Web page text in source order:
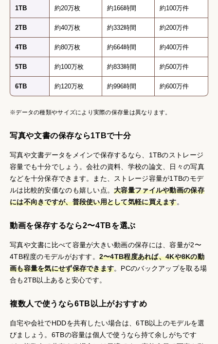
1TB 約20万枚 約166時間 約100万件
2TB 約40万枚 約332時間 約200万件
4TB 約80万枚 約664時間 約400万件
5TB 約100万枚 約833時間 約500万件
6TB 約120万枚 約996時間 約600万件
※データの種類やサイズにより実際の保存量は異なります。
写真や文書の保存なら1TBで十分
写真や文書データをメインで保存するなら、1TBのストレージ
容量でも十分でしょう。会社の資料、学校の論文、日々の写真
などを十分保存できます。また、ストレージ容量が1TBのモデ
ルは比較的安価なのも嬉しい点。大容量ファイルや動画の保存
には不向きですが、普段使い用として気軽に買えます。
動画を保存するなら2〜4TBを選ぶ
写真や文書に比べて容量が大きい動画の保存には、容量が2〜
4TB程度のモデルがおすす。 2〜4TB程度あれば、4Kや8Kの動
画も容量を気にせず保存できます。PCのバックアップを取る場
合も2TB以上あると安心です。
複数人で使うなら6TB以上がおすすめ
自宅や会社でHDDを共有したい場合は、6TB以上のモデルを選
びましょう。6TBの容量は個人で使うなら持て余しがちです